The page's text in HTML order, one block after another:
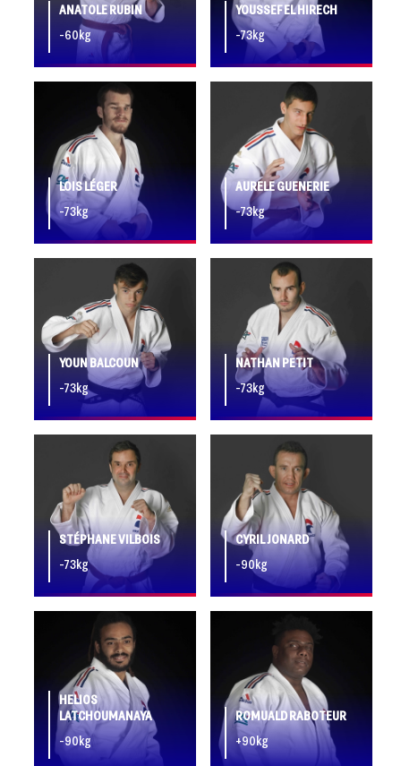
ANATOLE RUBIN
-60kg
YOUSSEF EL HIRECH
-73kg
LOIS LÉGER
-73kg
AURELE GUENERIE
-73kg
YOUN BALCOUN
-73kg
NATHAN PETIT
-73kg
STÉPHANE VILBOIS
-73kg
CYRIL JONARD
-90kg
HELIOS
LATCHOUMANAYA
-90kg
ROMUALD RABOTEUR
+90kg